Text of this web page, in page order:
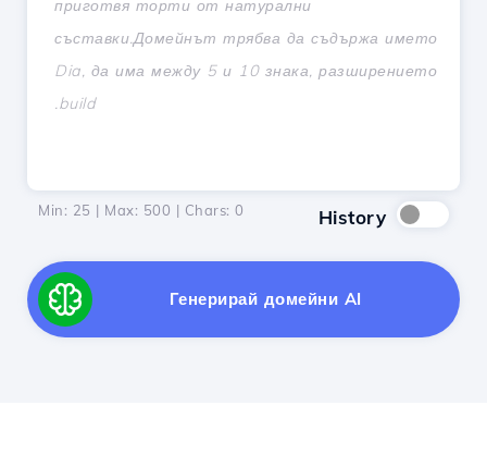
Min: 25 | Max: 500 | Chars: 0 History
Генерирай домейни AI